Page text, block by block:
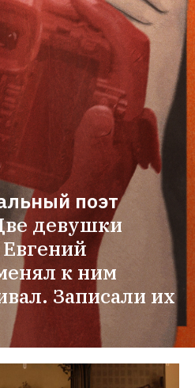
поэт
девушки
к ним
Записали их